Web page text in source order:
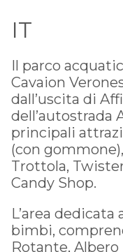
IT
Il parco
Cavaion
dall’uscita di
dell’autostrada
principali
(con
Trottola,
Candy Shop.
L’area
bimbi,
Rotante,